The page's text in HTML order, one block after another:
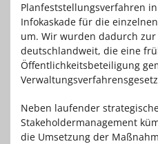
Planfeststellungsverfahren
Infokaskade für die
um. Wir wurden dadurch
deutschlandweit, die eine
Öffentlichkeitsbeteiligung
Neben laufender
Stakeholdermanagement
die Umsetzung der